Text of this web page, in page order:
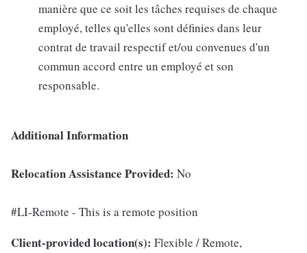
manière que ce soit les tâches requises de chaque
employé, telles qu'elles sont définies dans leur
contrat de travail respectif et/ou convenues d'un
commun accord entre un employé et son
responsable.
Additional Information
Relocation Assistance Provided: No
#LI-Remote - This is a remote position
Client-provided location(s): Flexible / Remote,